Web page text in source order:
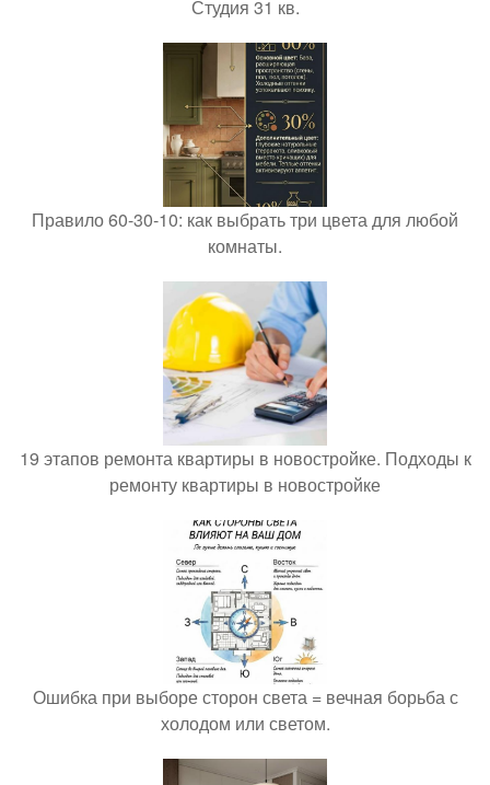
Студия 31 кв.
Правило 60-30-10: как выбрать три цвета для любой
комнаты.
19 этапов ремонта квартиры в новостройке. Подходы к
ремонту квартиры в новостройке
Ошибка при выборе сторон света = вечная борьба с
холодом или светом.